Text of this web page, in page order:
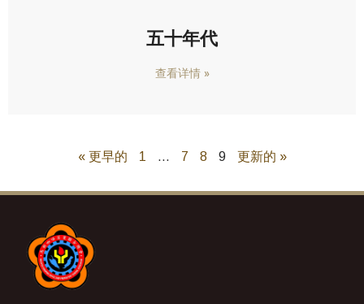
五十年代
查看详情 »
« 更早的 1 … 7 8 9 更新的 »